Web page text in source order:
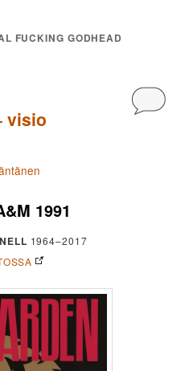
FUCKING GODHEAD
visio
1991
1964–2017